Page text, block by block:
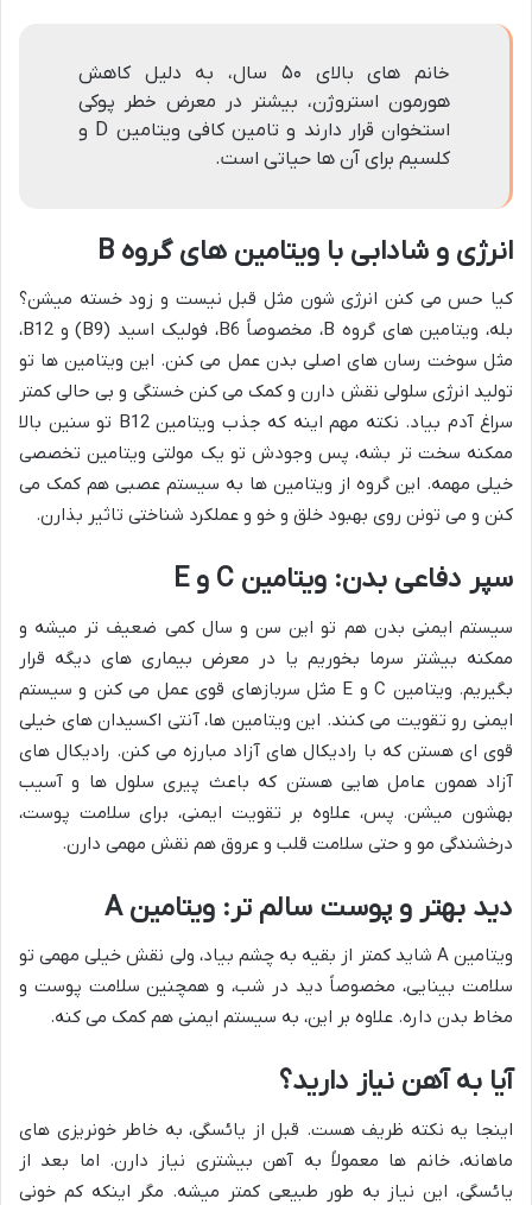
خانم های بالای ۵۰ سال، به دلیل کاهش
هورمون استروژن، بیشتر در معرض خطر پوکی
استخوان قرار دارند و تامین کافی ویتامین D و
کلسیم برای آن ها حیاتی است.
انرژی و شادابی با ویتامین های گروه B
کیا حس می کنن انرژی شون مثل قبل نیست و زود خسته میشن؟
بله، ویتامین های گروه B، مخصوصاً B6، فولیک اسید (B9) و B12،
مثل سوخت رسان های اصلی بدن عمل می کنن. این ویتامین ها تو
تولید انرژی سلولی نقش دارن و کمک می کنن خستگی و بی حالی کمتر
سراغ آدم بیاد. نکته مهم اینه که جذب ویتامین B12 تو سنین بالا
ممکنه سخت تر بشه، پس وجودش تو یک مولتی ویتامین تخصصی
خیلی مهمه. این گروه از ویتامین ها به سیستم عصبی هم کمک می
کنن و می تونن روی بهبود خلق و خو و عملکرد شناختی تاثیر بذارن.
سپر دفاعی بدن: ویتامین C و E
سیستم ایمنی بدن هم تو این سن و سال کمی ضعیف تر میشه و
ممکنه بیشتر سرما بخوریم یا در معرض بیماری های دیگه قرار
بگیریم. ویتامین C و E مثل سربازهای قوی عمل می کنن و سیستم
ایمنی رو تقویت می کنند. این ویتامین ها، آنتی اکسیدان های خیلی
قوی ای هستن که با رادیکال های آزاد مبارزه می کنن. رادیکال های
آزاد همون عامل هایی هستن که باعث پیری سلول ها و آسیب
بهشون میشن. پس، علاوه بر تقویت ایمنی، برای سلامت پوست،
درخشندگی مو و حتی سلامت قلب و عروق هم نقش مهمی دارن.
دید بهتر و پوست سالم تر: ویتامین A
ویتامین A شاید کمتر از بقیه به چشم بیاد، ولی نقش خیلی مهمی تو
سلامت بینایی، مخصوصاً دید در شب، و همچنین سلامت پوست و
مخاط بدن داره. علاوه بر این، به سیستم ایمنی هم کمک می کنه.
آیا به آهن نیاز دارید؟
اینجا یه نکته ظریف هست. قبل از یائسگی، به خاطر خونریزی های
ماهانه، خانم ها معمولاً به آهن بیشتری نیاز دارن. اما بعد از
یائسگی، این نیاز به طور طبیعی کمتر میشه. مگر اینکه کم خونی